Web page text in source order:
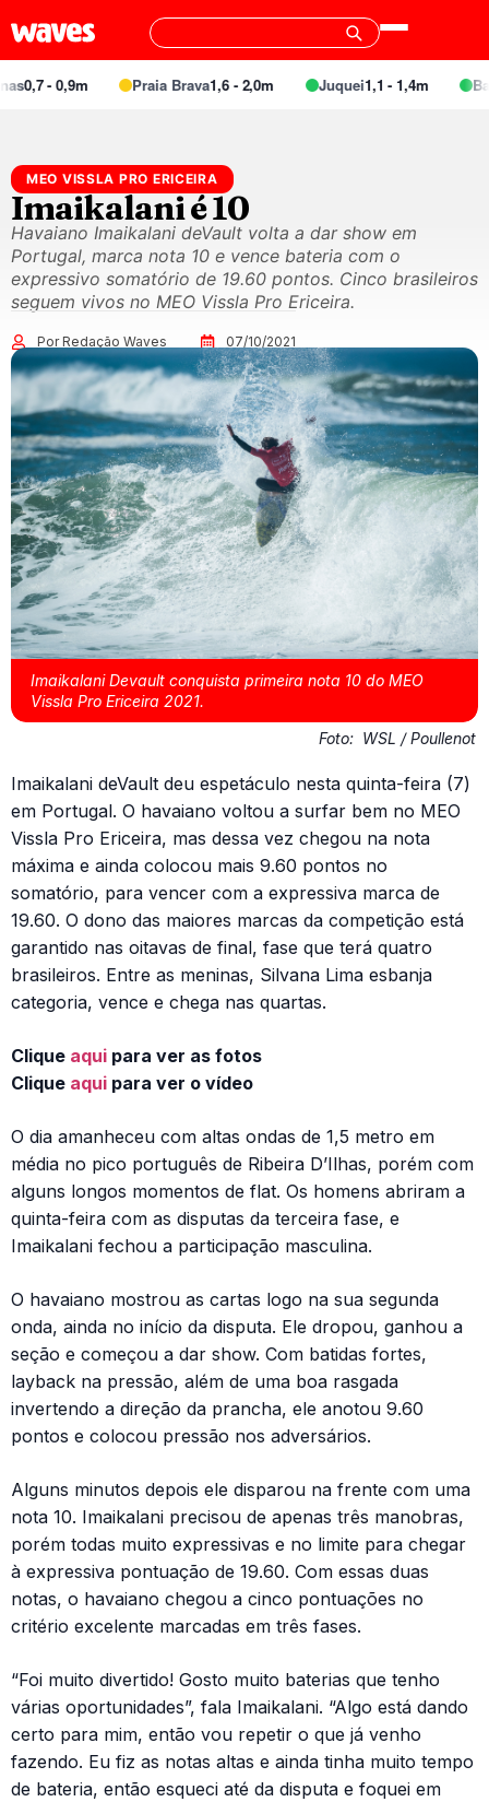
Praia Brava1,6 - 2,0m Juquei1,1 - 1,4m Barra do
MEO VISSLA PRO ERICEIRA
Imaikalani é 10
Havaiano Imaikalani deVault volta a dar show em
Portugal, marca nota 10 e vence bateria com o
expressivo somatório de 19.60 pontos. Cinco brasileiros
seguem vivos no MEO Vissla Pro Ericeira.
Por Redação Waves 07/10/2021
Imaikalani Devault conquista primeira nota 10 do MEO
Vissla Pro Ericeira 2021.
Foto: WSL / Poullenot
Imaikalani deVault deu espetáculo nesta quinta-feira (7)
em Portugal. O havaiano voltou a surfar bem no MEO
Vissla Pro Ericeira, mas dessa vez chegou na nota
máxima e ainda colocou mais 9.60 pontos no
somatório, para vencer com a expressiva marca de
19.60. O dono das maiores marcas da competição está
garantido nas oitavas de final, fase que terá quatro
brasileiros. Entre as meninas, Silvana Lima esbanja
categoria, vence e chega nas quartas.
Clique aqui para ver as fotos
Clique aqui para ver o vídeo
O dia amanheceu com altas ondas de 1,5 metro em
média no pico português de Ribeira D’Ilhas, porém com
alguns longos momentos de flat. Os homens abriram a
quinta-feira com as disputas da terceira fase, e
Imaikalani fechou a participação masculina.
O havaiano mostrou as cartas logo na sua segunda
onda, ainda no início da disputa. Ele dropou, ganhou a
seção e começou a dar show. Com batidas fortes,
layback na pressão, além de uma boa rasgada
invertendo a direção da prancha, ele anotou 9.60
pontos e colocou pressão nos adversários.
Alguns minutos depois ele disparou na frente com uma
nota 10. Imaikalani precisou de apenas três manobras,
porém todas muito expressivas e no limite para chegar
à expressiva pontuação de 19.60. Com essas duas
notas, o havaiano chegou a cinco pontuações no
critério excelente marcadas em três fases.
“Foi muito divertido! Gosto muito baterias que tenho
várias oportunidades”, fala Imaikalani. “Algo está dando
certo para mim, então vou repetir o que já venho
fazendo. Eu fiz as notas altas e ainda tinha muito tempo
de bateria, então esqueci até da disputa e foquei em